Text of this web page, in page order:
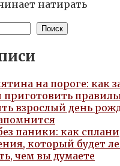
натирать
Поиск
на пороге: как
приготовить
взрослый день
паники: как
который будет
чем вы думаете